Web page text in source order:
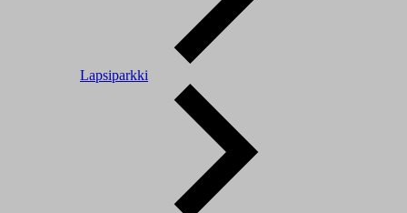
Lapsiparkki